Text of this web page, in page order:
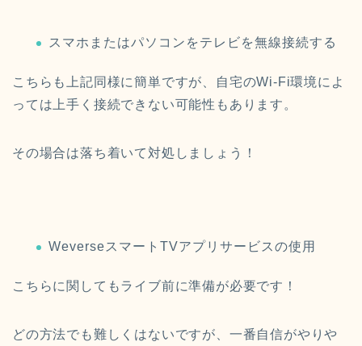
スマホまたはパソコンをテレビを無線接続する
こちらも上記同様に簡単ですが、自宅のWi-Fi環境によ
っては上手く接続できない可能性もあります。
その場合は落ち着いて対処しましょう！
WeverseスマートTVアプリサービスの使用
こちらに関してもライブ前に準備が必要です！
どの方法でも難しくはないですが、一番自信がやりや